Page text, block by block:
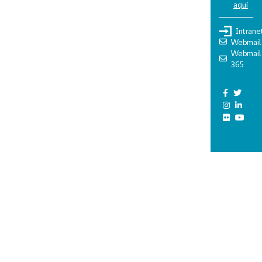
aquí
Webmail
Webmail
365